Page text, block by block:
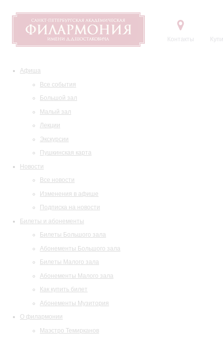
Контакты
Афиша
Все события
Большой зал
Малый зал
Лекции
Экскурсии
Пушкинская карта
Новости
Все новости
Изменения в афише
Подписка на новости
Билеты и абонементы
Билеты Большого зала
Абонементы Большого зала
Билеты Малого зала
Абонементы Малого зала
Как купить билет
Абонементы Музитория
О филармонии
Маэстро Темирканов